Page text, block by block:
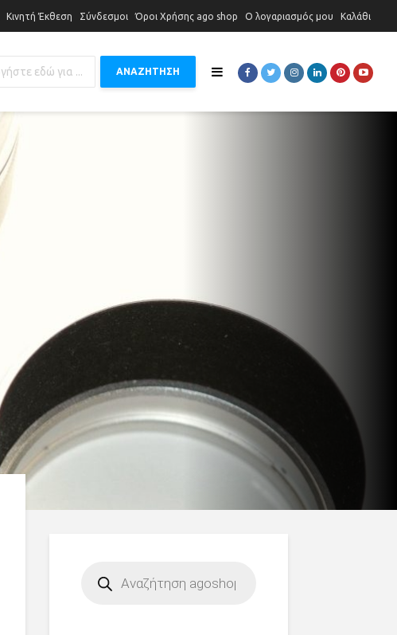
Κινητή Έκθεση Σύνδεσμοι Όροι Χρήσης ago shop Ο λογαριασμός μου Καλάθι
ΑΝΑΖΗΤΗΣΗ
search